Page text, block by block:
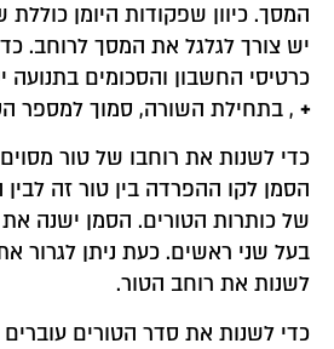
המסך. כיוון שפקודות היומן
יש צורך לגלגל את המסך לרוחב.
כרטיסי החשבון והסכומים
+ , בתחילת השורה, סמוך למספר
כדי לשנות את רוחבו של טור מסוים
הסמן לקו ההפרדה בין טור זה
של כותרות הטורים. הסמן ישנה
בעל שני ראשים. כעת ניתן לגרור
לשנות את רוחב הטור.
כדי לשנות את סדר הטורים עוברים